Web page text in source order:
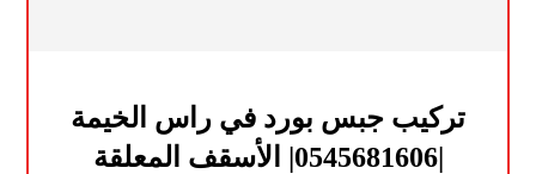
تركيب جبس بورد في راس الخيمة
|0545681606| الأسقف المعلقة